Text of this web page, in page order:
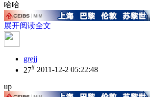
哈哈
展开阅读全文
grejj
27# 2011-12-2 05:22:48
up